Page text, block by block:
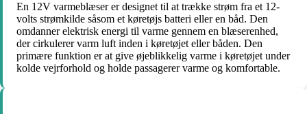
En 12V varmeblæser er designet til at trække strøm fra et 12-
volts strømkilde såsom et køretøjs batteri eller en båd. Den
omdanner elektrisk energi til varme gennem en blæserenhed,
der cirkulerer varm luft inden i køretøjet eller båden. Den
primære funktion er at give øjeblikkelig varme i køretøjet under
kolde vejrforhold og holde passagerer varme og komfortable.